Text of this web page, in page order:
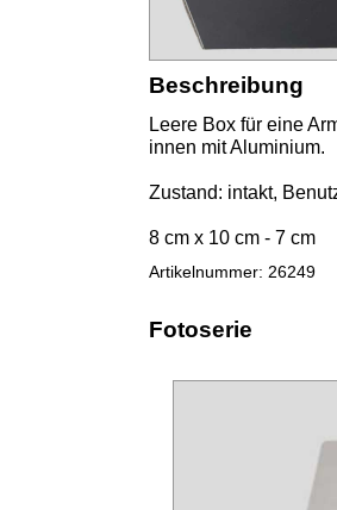
Beschreibung
Leere Box für eine
innen mit Aluminium.
Zustand: intakt,
8 cm x 10 cm - 7 cm
Artikelnummer: 26249
Fotoserie